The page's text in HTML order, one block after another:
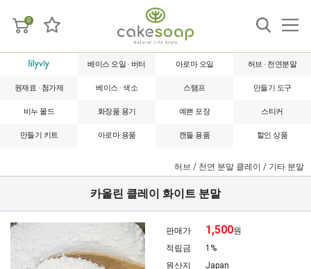
0
베이스 오일 · 버터 아로마 오일 허브 · 천연분말
원재료 · 첨가제 베이스 · 색소 스탬프 만들기 도구
비누 몰드 화장품 용기 예쁜 포장 스티커
만들기 키트 아로마 용품 캔들 용품 할인 상품
허브 / 천연 분말 클레이 / 기타 분말
카올린 클레이 화이트 분말
판매가 1,500원
적립금
1%
원산지
Japan